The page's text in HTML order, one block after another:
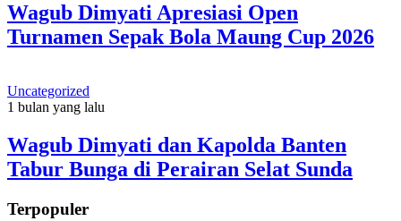
Wagub Dimyati Apresiasi Open
Turnamen Sepak Bola Maung Cup 2026
Uncategorized
1 bulan yang lalu
Wagub Dimyati dan Kapolda Banten
Tabur Bunga di Perairan Selat Sunda
Terpopuler